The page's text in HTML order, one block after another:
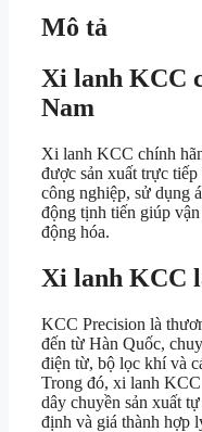
Mô tả
Xi lanh KCC
Nam
Xi lanh KCC chính
được sản xuất trực
công nghiệp, sử dụng
động tịnh tiến giúp
động hóa.
Xi lanh KCC
KCC Precision là
đến từ Hàn Quốc,
điện từ, bộ lọc khí và
Trong đó, xi lanh
dây chuyền sản xuất
định và giá thành hợp